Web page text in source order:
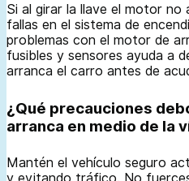
Si al girar la llave el motor no
fallas en el sistema de
problemas con el motor de
fusibles y sensores ayuda a
arranca el carro antes de
¿Qué precauciones
arranca en medio de la
Mantén el vehículo seguro